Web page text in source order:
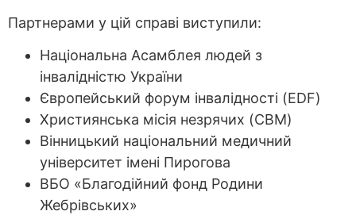
Партнерами у цій справі виступили:
Національна Асамблея людей з
інвалідністю України
Європейський форум інвалідності (EDF)
Християнська місія незрячих (CBM)
Вінницький національний медичний
університет імені Пирогова
ВБО «Благодійний фонд Родини
Жебрівських»